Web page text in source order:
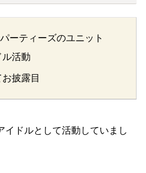
ーティーズのユニット
ル活動
披露目
イドルとして活動していまし